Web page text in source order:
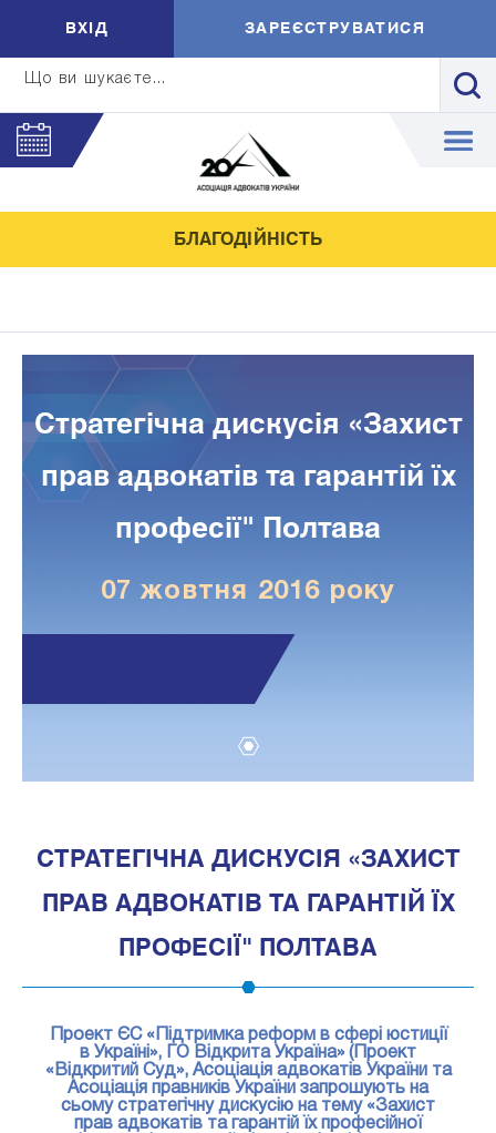
Що ви шукаєте...
ВXIД ЗАРЕЄСТРУВАТИСЯ
БЛАГОДІЙНІСТЬ
Стратегічна дискусія «Захист
прав адвокатів та гарантій їх
професії" Полтава
07 жовтня 2016 року
СТРАТЕГІЧНА ДИСКУСІЯ «ЗАХИСТ
ПРАВ АДВОКАТІВ ТА ГАРАНТІЙ ЇХ
ПРОФЕСІЇ" ПОЛТАВА
Проект ЄС «Підтримка реформ в сфері юстиції
в Україні», ГО Відкрита Україна» (Проект
«Відкритий Суд», Асоціація адвокатів України та
Асоціація правників України запрошують на
сьому стратегічну дискусію на тему «Захист
прав адвокатів та гарантій їх професійної